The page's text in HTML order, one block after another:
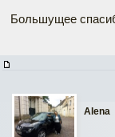
Большущее
Alena